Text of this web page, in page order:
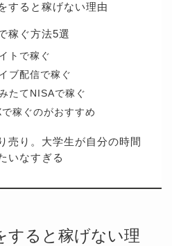
すると稼げない理由
稼ぐ方法5選
トで稼ぐ
ブ配信で稼ぐ
たてNISAで稼ぐ
稼ぐのがおすすめ
売り。大学生が自分の時間
いなすぎる
すると稼げない理